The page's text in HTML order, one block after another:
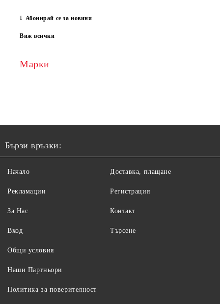
Абонирай се за новини
Виж всички
Марки
Бързи връзки:
Начало
Рекламации
За Нас
Вход
Доставка, плащане
Регистрация
Контакт
Търсене
Общи условия
Наши Партньори
Политика за поверителност